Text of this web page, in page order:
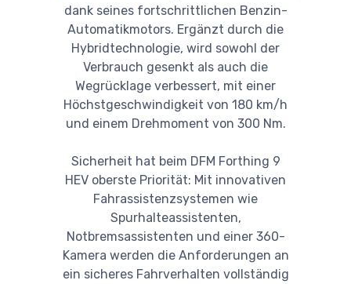
dank seines fortschrittlichen Benzin-
Automatikmotors. Ergänzt durch die
Hybridtechnologie, wird sowohl der
Verbrauch gesenkt als auch die
Wegrücklage verbessert, mit einer
Höchstgeschwindigkeit von 180 km/h
und einem Drehmoment von 300 Nm.
Sicherheit hat beim DFM Forthing 9
HEV oberste Priorität: Mit innovativen
Fahrassistenzsystemen wie
Spurhalteassistenten,
Notbremsassistenten und einer 360-
Kamera werden die Anforderungen an
ein sicheres Fahrverhalten vollständig